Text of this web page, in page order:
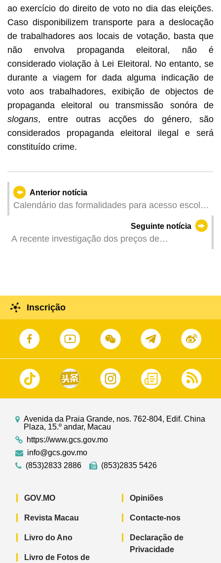
ao exercício do direito de voto no dia das eleições.
Caso disponibilizem transporte para a deslocação
de trabalhadores aos locais de votação, basta que
não envolva propaganda eleitoral, não é
considerado violação à Lei Eleitoral. No entanto, se
durante a viagem for dada alguma indicação de
voto aos trabalhadores, exibição de objectos de
propaganda eleitoral ou transmissão sonóra de
slogans, entre outras acções do género, são
considerados propaganda eleitoral ilegal e será
constituído crime.
Anterior notícia
Calendário das formalidades para acesso escolar
das crianças ao ensino infantil, pela primeira vez,
Seguinte notícia
A recente investigação dos preços de
Inscrição
Avenida da Praia Grande, nos. 762-804, Edif. China
Plaza, 15.º andar, Macau
https://www.gcs.gov.mo
info@gcs.gov.mo
(853)2833 2886
(853)2835 5426
GOV.MO
Revista Macau
Livro do Ano
Livro de Fotos de
Opiniões
Contacte-nos
Declaração de
Privacidade